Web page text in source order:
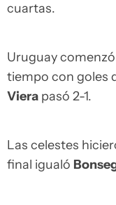
cuartas.
Uruguay
tiempo con goles
Viera pasó 2-1.
Las celestes
final igualó